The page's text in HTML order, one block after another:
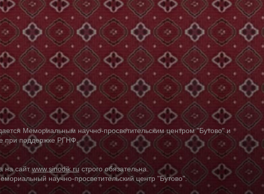
Мемориальным научно-просветительским центром "Бутово" и
при поддержке РГНФ.
на сайтwww.sinodik.ru строго обязательна.
научно-просветительский центр "Бутово".